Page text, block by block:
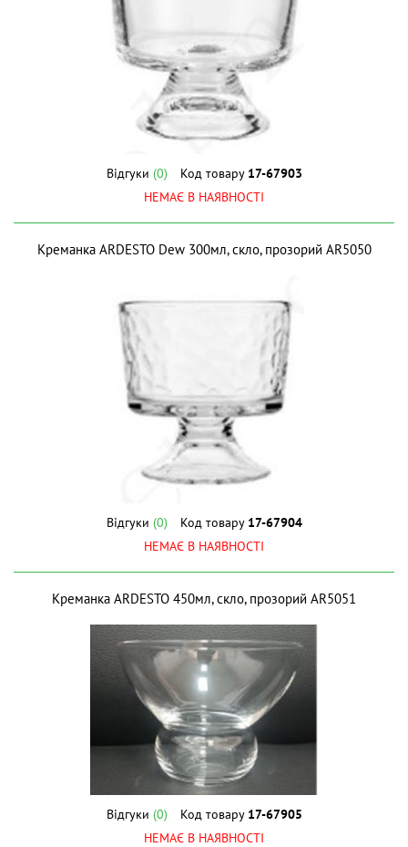
Відгуки (0) Код товару 17-67903
НЕМАЄ В НАЯВНОСТІ
Креманка ARDESTO Dew 300мл, скло, прозорий AR5050
Відгуки (0) Код товару 17-67904
НЕМАЄ В НАЯВНОСТІ
Креманка ARDESTO 450мл, скло, прозорий AR5051
Відгуки (0) Код товару 17-67905
НЕМАЄ В НАЯВНОСТІ